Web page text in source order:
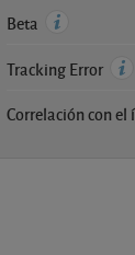
Beta
Tracking Error
Correlación con el